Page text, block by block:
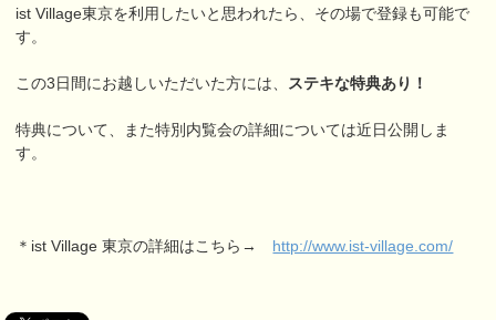
ist Village東京を利用したいと思われたら、その場で登録も可能で
す。
この3日間にお越しいただいた方には、 ステキな特典あり！
特典について、また特別内覧会の詳細については近日公開しま
す。
＊ist Village 東京の詳細はこちら→ http://www.ist-village.com/